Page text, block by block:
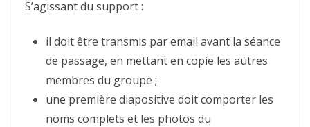
S’agissant du support :
il doit être transmis par email avant la séance
de passage, en mettant en copie les autres
membres du groupe ;
une première diapositive doit comporter les
noms complets et les photos du